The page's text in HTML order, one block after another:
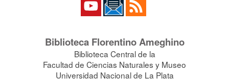
Biblioteca Florentino Ameghino
Biblioteca Central de la
Facultad de Ciencias Naturales y Museo
Universidad Nacional de La Plata